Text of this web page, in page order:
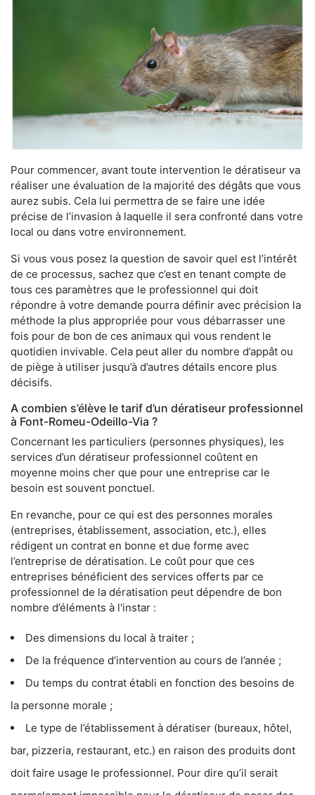
Pour commencer, avant toute intervention le dératiseur va
réaliser une évaluation de la majorité des dégâts que vous
aurez subis. Cela lui permettra de se faire une idée
précise de l’invasion à laquelle il sera confronté dans votre
local ou dans votre environnement.
Si vous vous posez la question de savoir quel est l’intérêt
de ce processus, sachez que c’est en tenant compte de
tous ces paramètres que le professionnel qui doit
répondre à votre demande pourra définir avec précision la
méthode la plus appropriée pour vous débarrasser une
fois pour de bon de ces animaux qui vous rendent le
quotidien invivable. Cela peut aller du nombre d’appât ou
de piège à utiliser jusqu’à d’autres détails encore plus
décisifs.
A combien s’élève le tarif d’un dératiseur professionnel
à Font-Romeu-Odeillo-Via ?
Concernant les particuliers (personnes physiques), les
services d’un dératiseur professionnel coûtent en
moyenne moins cher que pour une entreprise car le
besoin est souvent ponctuel.
En revanche, pour ce qui est des personnes morales
(entreprises, établissement, association, etc.), elles
rédigent un contrat en bonne et due forme avec
l’entreprise de dératisation. Le coût pour que ces
entreprises bénéficient des services offerts par ce
professionnel de la dératisation peut dépendre de bon
nombre d’éléments à l'instar :
Des dimensions du local à traiter ;
De la fréquence d’intervention au cours de l’année ;
Du temps du contrat établi en fonction des besoins de
la personne morale ;
Le type de l’établissement à dératiser (bureaux, hôtel,
bar, pizzeria, restaurant, etc.) en raison des produits dont
doit faire usage le professionnel. Pour dire qu’il serait